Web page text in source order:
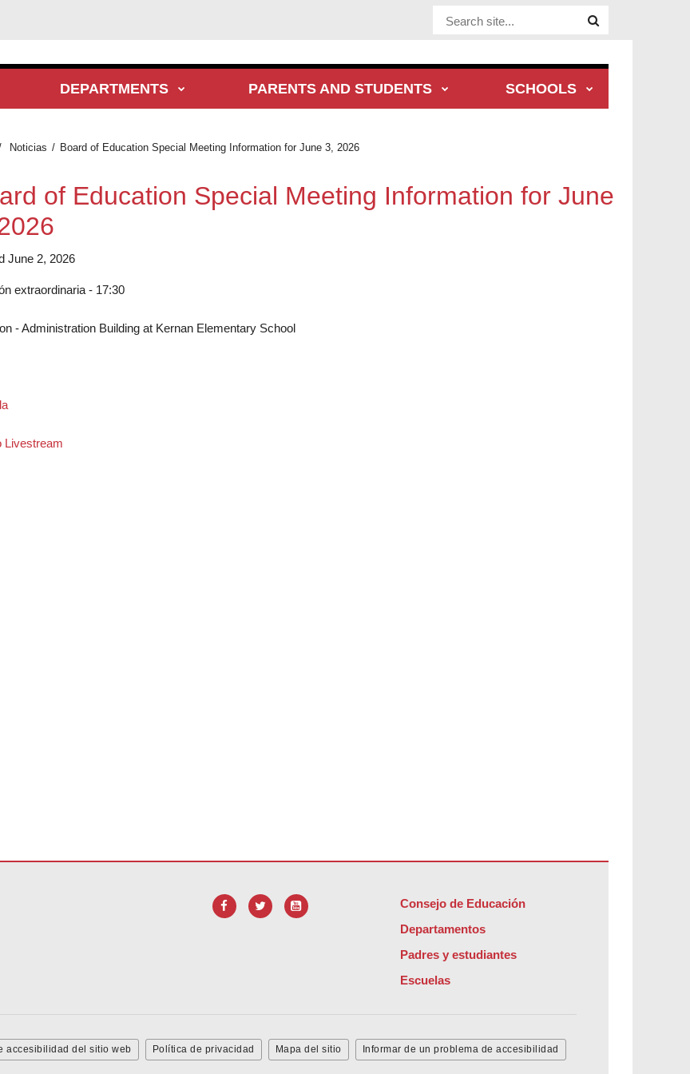
Website Site
DEPARTMENTS PARENTS AND STUDENTS SCHOOLS
Noticias Board of Education Special Meeting Information for June 3, 2026
of Education Special Meeting Information for June
June 2, 2026
extraordinaria - 17:30
- Administration Building at Kernan Elementary School
Livestream
Consejo de Educación
Departamentos
Padres y estudiantes
Escuelas
accesibilidad del sitio web Política de privacidad Mapa del sitio Informar de un problema de accesibilidad